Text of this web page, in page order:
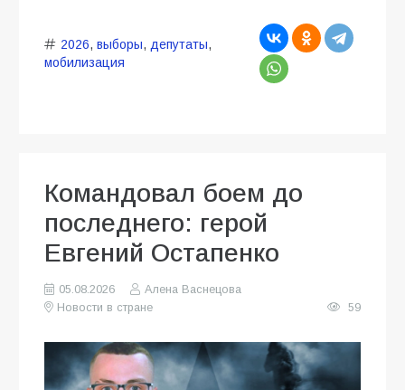
2026, выборы, депутаты,
мобилизация
Командовал боем до
последнего: герой
Евгений Остапенко
05.08.2026
Алена Васнецова
Новости в стране
59